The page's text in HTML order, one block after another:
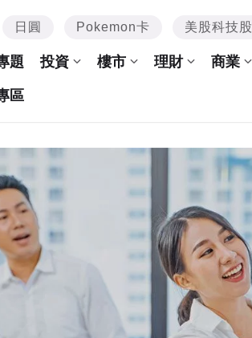
日圓 Pokemon卡 美股科技股
題 投資 樓市 理財 商業
區